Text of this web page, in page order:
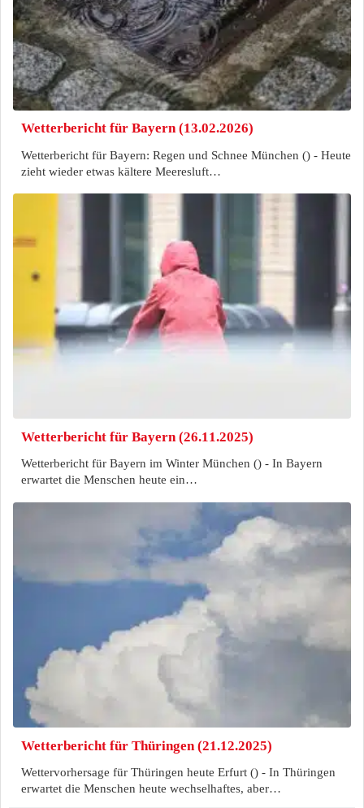
Wetterbericht für Bayern (13.02.2026)
Wetterbericht für Bayern: Regen und Schnee München () - Heute
zieht wieder etwas kältere Meeresluft…
Wetterbericht für Bayern (26.11.2025)
Wetterbericht für Bayern im Winter München () - In Bayern
erwartet die Menschen heute ein…
Wetterbericht für Thüringen (21.12.2025)
Wettervorhersage für Thüringen heute Erfurt () - In Thüringen
erwartet die Menschen heute wechselhaftes, aber…